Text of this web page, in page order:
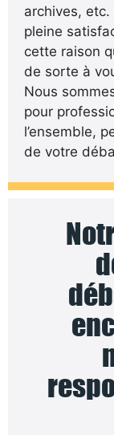
archives,
pleine
cette raison
de sorte à
Nous
pour
l’ensemble,
de votre